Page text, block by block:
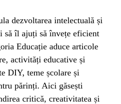
dezvoltarea intelectuală și
să îl ajuți să învețe eficient
Educație aduce articole
activități educative și
DIY, teme școlare și
părinți. Aici găsești
critică, creativitatea și